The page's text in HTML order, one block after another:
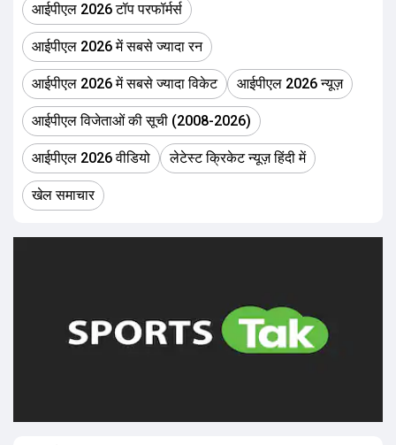
आईपीएल 2026 टॉप परफॉर्मर्स
आईपीएल 2026 में सबसे ज्यादा रन
आईपीएल 2026 में सबसे ज्यादा विकेट आईपीएल 2026 न्यूज़
आईपीएल विजेताओं की सूची (2008-2026)
आईपीएल 2026 वीडियो लेटेस्ट क्रिकेट न्यूज़ हिंदी में
खेल समाचार